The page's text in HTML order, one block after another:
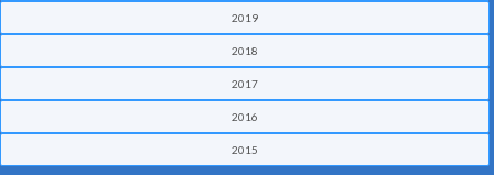
2019
2018
2017
2016
2015